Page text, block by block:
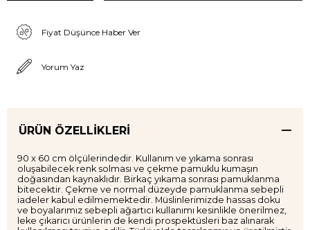
Fiyat Düşünce Haber Ver
Yorum Yaz
ÜRÜN ÖZELLIKLERI
90 x 60 cm ölçülerindedir. Kullanım ve yıkama sonrası
oluşabilecek renk solması ve çekme pamuklu kumaşın
doğasından kaynaklıdır. Birkaç yıkama sonrası pamuklanma
bitecektir. Çekme ve normal düzeyde pamuklanma sebepli
iadeler kabul edilmemektedir. Müslinlerimizde hassas doku
ve boyalarımız sebepli ağartıcı kullanımı kesinlikle önerilmez,
leke çıkarıcı ürünlerin de kendi prospektüsleri baz alınarak